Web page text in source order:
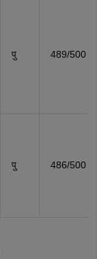
पु 489/500
पु 486/500